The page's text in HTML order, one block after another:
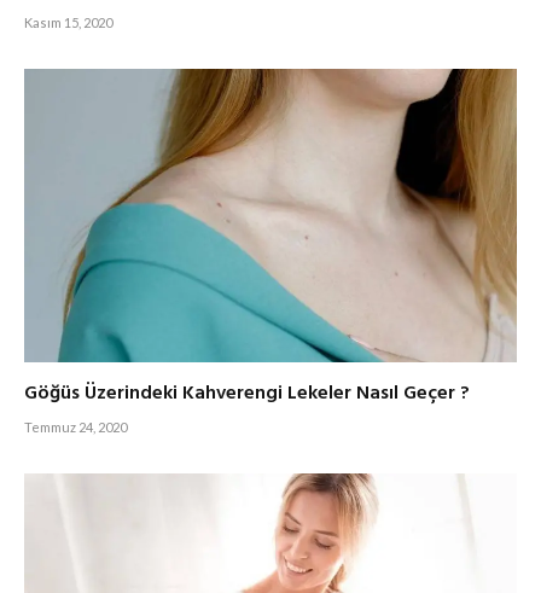
Kasım 15, 2020
Göğüs Üzerindeki Kahverengi Lekeler Nasıl Geçer ?
Temmuz 24, 2020